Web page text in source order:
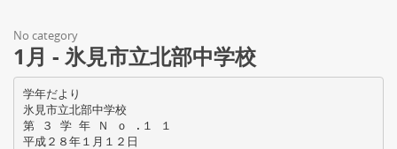
No category
1月 - 氷見市立北部中学校
学年だより
氷見市立北部中学校
第 ３ 学 年 Ｎ ｏ .１ １
平成２８年１月１２日